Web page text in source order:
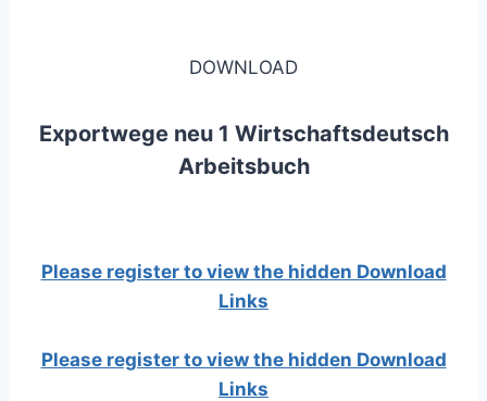
DOWNLOAD
Exportwege neu 1 Wirtschaftsdeutsch
Arbeitsbuch
Please register to view the hidden Download
Links
Please register to view the hidden Download
Links